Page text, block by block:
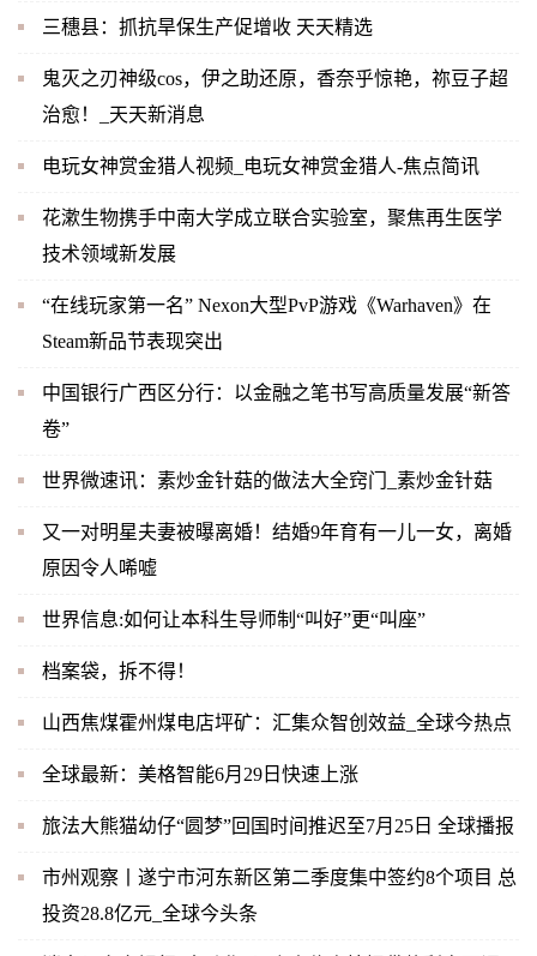
三穗县：抓抗旱保生产促增收 天天精选
鬼灭之刃神级cos，伊之助还原，香奈乎惊艳，祢豆子超
治愈！_天天新消息
电玩女神赏金猎人视频_电玩女神赏金猎人-焦点简讯
花漱生物携手中南大学成立联合实验室，聚焦再生医学
技术领域新发展
“在线玩家第一名” Nexon大型PvP游戏《Warhaven》在
Steam新品节表现突出
中国银行广西区分行：以金融之笔书写高质量发展“新答
卷”
世界微速讯：素炒金针菇的做法大全窍门_素炒金针菇
又一对明星夫妻被曝离婚！结婚9年育有一儿一女，离婚
原因令人唏嘘
世界信息:如何让本科生导师制“叫好”更“叫座”
档案袋，拆不得！
山西焦煤霍州煤电店坪矿：汇集众智创效益_全球今热点
全球最新：美格智能6月29日快速上涨
旅法大熊猫幼仔“圆梦”回国时间推迟至7月25日 全球播报
市州观察丨遂宁市河东新区第二季度集中签约8个项目 总
投资28.8亿元_全球今头条